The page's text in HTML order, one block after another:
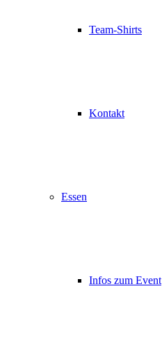
Team-Shirts
Kontakt
Essen
Infos zum Event